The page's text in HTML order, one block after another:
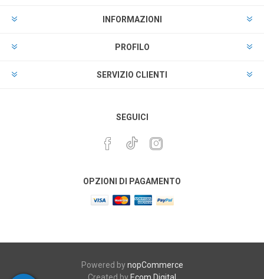
INFORMAZIONI
PROFILO
SERVIZIO CLIENTI
SEGUICI
OPZIONI DI PAGAMENTO
Powered bynopCommerce